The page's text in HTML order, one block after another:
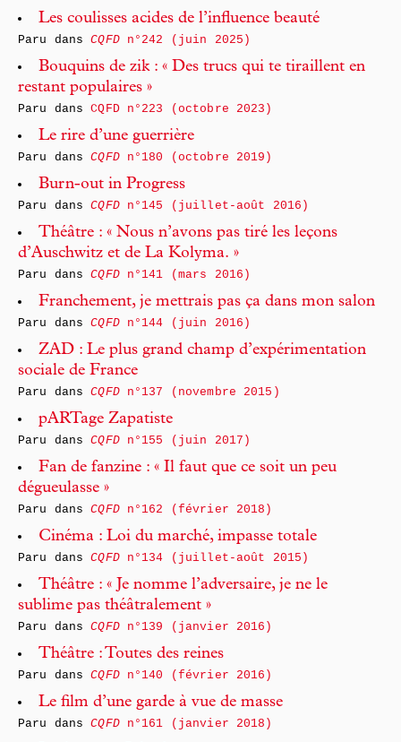
Les coulisses acides de l’influence beauté
Paru dansCQFDn°242 (juin 2025)
Bouquins de zik : « Des trucs qui te tiraillent en
restant populaires »
Paru dansCQFD n°223 (octobre 2023)
Le rire d’une guerrière
Paru dansCQFDn°180 (octobre 2019)
Burn-out in Progress
Paru dansCQFDn°145 (juillet-août 2016)
Théâtre : « Nous n’avons pas tiré les leçons
d’Auschwitz et de La Kolyma. »
Paru dansCQFDn°141 (mars 2016)
Franchement, je mettrais pas ça dans mon salon
Paru dansCQFDn°144 (juin 2016)
ZAD : Le plus grand champ d’expérimentation
sociale de France
Paru dansCQFDn°137 (novembre 2015)
pARTage Zapatiste
Paru dansCQFDn°155 (juin 2017)
Fan de fanzine : « Il faut que ce soit un peu
dégueulasse »
Paru dansCQFDn°162 (février 2018)
Cinéma : Loi du marché, impasse totale
Paru dansCQFDn°134 (juillet-août 2015)
Théâtre : « Je nomme l’adversaire, je ne le
sublime pas théâtralement »
Paru dansCQFDn°139 (janvier 2016)
Théâtre : Toutes des reines
Paru dansCQFDn°140 (février 2016)
Le film d’une garde à vue de masse
Paru dansCQFDn°161 (janvier 2018)